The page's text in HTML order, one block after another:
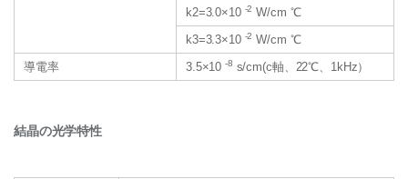
k2=3.0×10 -2 W/cm ℃
k3=3.3×10 -2 W/cm ℃
導電率
3.5×10-8 s/cm(c軸、22℃、1kHz）
結晶の光学特性